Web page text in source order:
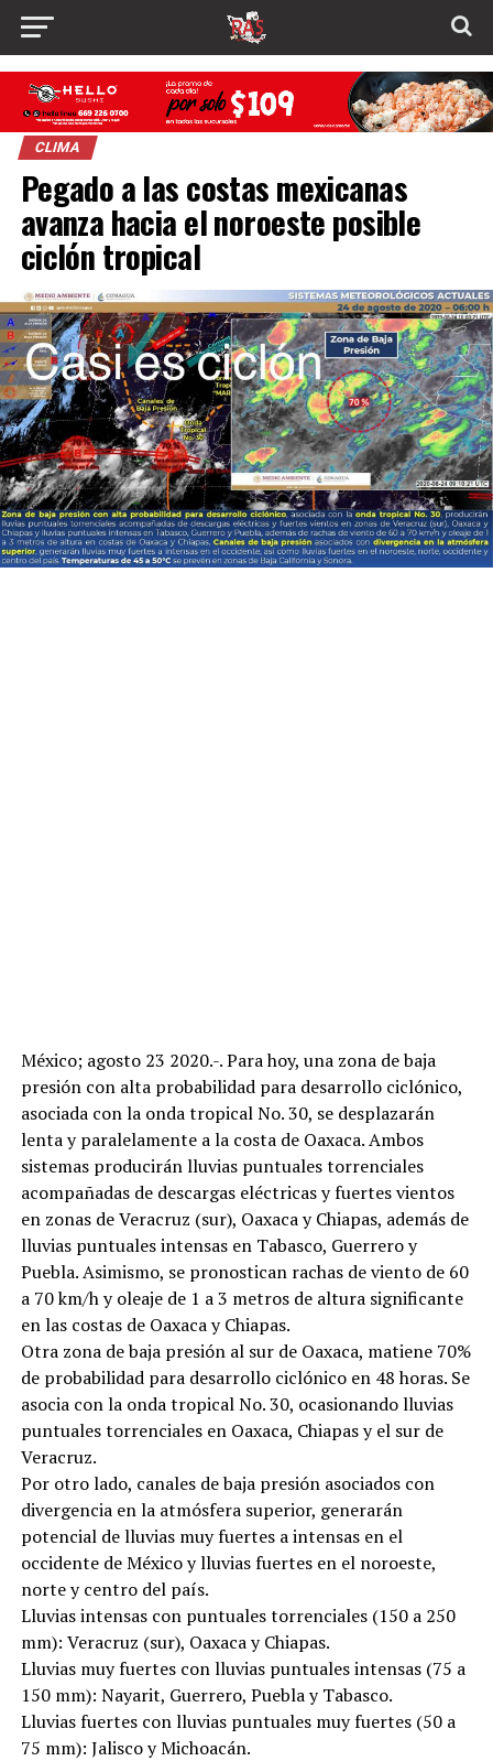
CLIMA
Pegado a las costas mexicanas
avanza hacia el noroeste posible
ciclón tropical
México; agosto 23 2020.-. Para hoy, una zona de baja
presión con alta probabilidad para desarrollo ciclónico,
asociada con la onda tropical No. 30, se desplazarán
lenta y paralelamente a la costa de Oaxaca. Ambos
sistemas producirán lluvias puntuales torrenciales
acompañadas de descargas eléctricas y fuertes vientos
en zonas de Veracruz (sur), Oaxaca y Chiapas, además de
lluvias puntuales intensas en Tabasco, Guerrero y
Puebla. Asimismo, se pronostican rachas de viento de 60
a 70 km/h y oleaje de 1 a 3 metros de altura significante
en las costas de Oaxaca y Chiapas.
Otra zona de baja presión al sur de Oaxaca, matiene 70%
de probabilidad para desarrollo ciclónico en 48 horas. Se
asocia con la onda tropical No. 30, ocasionando lluvias
puntuales torrenciales en Oaxaca, Chiapas y el sur de
Veracruz.
Por otro lado, canales de baja presión asociados con
divergencia en la atmósfera superior, generarán
potencial de lluvias muy fuertes a intensas en el
occidente de México y lluvias fuertes en el noroeste,
norte y centro del país.
Lluvias intensas con puntuales torrenciales (150 a 250
mm): Veracruz (sur), Oaxaca y Chiapas.
Lluvias muy fuertes con lluvias puntuales intensas (75 a
150 mm): Nayarit, Guerrero, Puebla y Tabasco.
Lluvias fuertes con lluvias puntuales muy fuertes (50 a
75 mm): Jalisco y Michoacán.